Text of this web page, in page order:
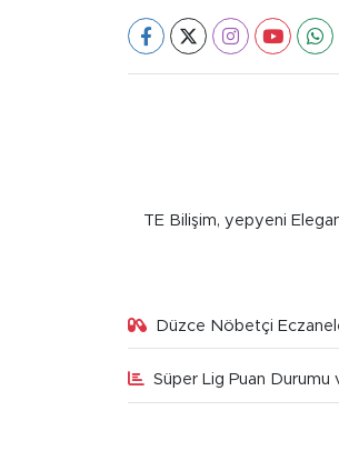
TE Bilişim, yepyeni
Düzce Nöbetçi
Süper Lig Puan Durumu